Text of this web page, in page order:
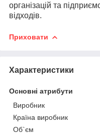
організацій та
відходів.
Приховати
Характеристики
Основні атрибути
Виробник
Країна виробник
Об`єм